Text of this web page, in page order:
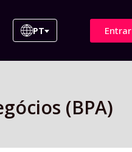
PT Entrar
(BPA)